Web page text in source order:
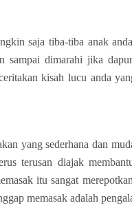
saja tiba-tiba anak
sampai dimarahi jika
kisah lucu anda
yang sederhana dan
terusan diajak
itu sangat
memasak adalah